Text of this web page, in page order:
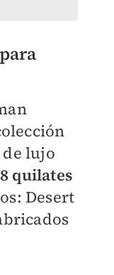
de lujo
quilates
Desert